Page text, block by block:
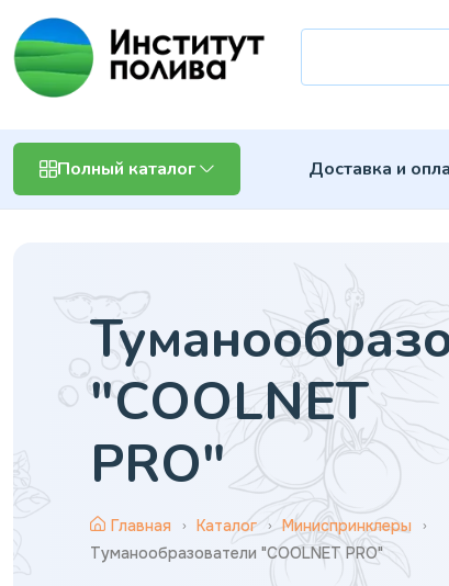
Полный каталог Доставка и
"COOLNET
PRO"
Главная Каталог
Миниспринклеры
Туманообразователи "COOLNET PRO"